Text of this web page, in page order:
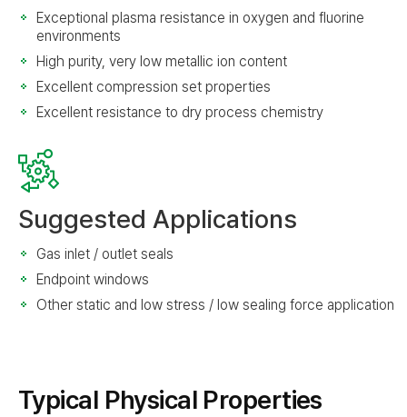
Exceptional plasma resistance in oxygen and fluorine
environments
High purity, very low metallic ion content
Excellent compression set properties
Excellent resistance to dry process chemistry
Suggested Applications
Gas inlet / outlet seals
Endpoint windows
Other static and low stress / low sealing force application
Typical Physical Properties